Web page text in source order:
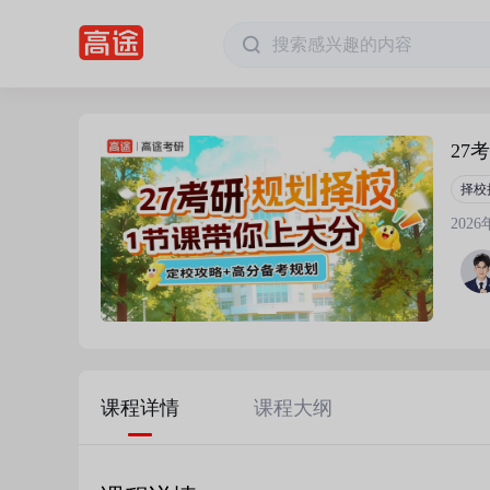
27
择校
2026
课程详情 课程大纲